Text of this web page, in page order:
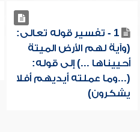
1 - تفسير قوله تعالى:
(وآية لهم الأرض الميتة
أحييناها ...) إلى قوله:
(...وما عملته أيديهم أفلا
يشكرون)